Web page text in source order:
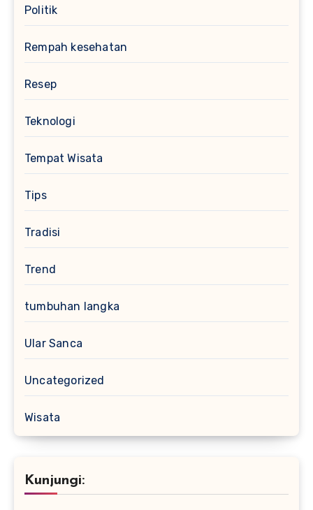
Politik
Rempah kesehatan
Resep
Teknologi
Tempat Wisata
Tips
Tradisi
Trend
tumbuhan langka
Ular Sanca
Uncategorized
Wisata
Kunjungi: